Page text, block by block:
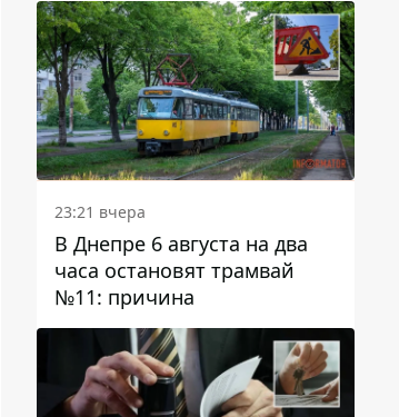
23:21 вчера
В Днепре 6 августа на два
часа остановят трамвай
№11: причина